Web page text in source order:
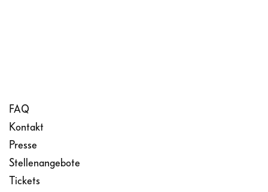
FAQ
Kontakt
Presse
Stellenangebote
Tickets